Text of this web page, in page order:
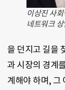
이상진 사
네트워크
을 던지고 길을
과 시장의 경계
계해야 하며, 그